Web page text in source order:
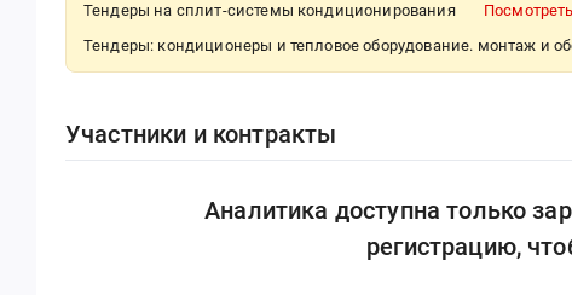
Тендеры на сплит-системы кондиционирования
Посмотреть
Тендеры: кондиционеры и тепловое оборудование. монтаж и
Участники и контракты
Аналитика доступна только
регистрацию,